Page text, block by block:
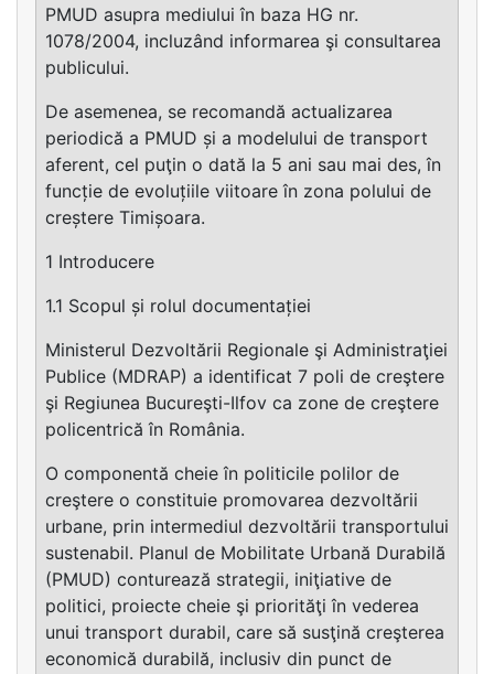
PMUD asupra mediului în baza HG nr.
1078/2004, incluzând informarea şi consultarea
publicului.
De asemenea, se recomandă actualizarea
periodică a PMUD și a modelului de transport
aferent, cel puţin o dată la 5 ani sau mai des, în
funcție de evoluțiile viitoare în zona polului de
creștere Timișoara.
1 Introducere
1.1 Scopul și rolul documentației
Ministerul Dezvoltării Regionale şi Administraţiei
Publice (MDRAP) a identificat 7 poli de creştere
şi Regiunea Bucureşti-Ilfov ca zone de creştere
policentrică în România.
O componentă cheie în politicile polilor de
creştere o constituie promovarea dezvoltării
urbane, prin intermediul dezvoltării transportului
sustenabil. Planul de Mobilitate Urbană Durabilă
(PMUD) conturează strategii, iniţiative de
politici, proiecte cheie şi priorităţi în vederea
unui transport durabil, care să susţină creşterea
economică durabilă, inclusiv din punct de